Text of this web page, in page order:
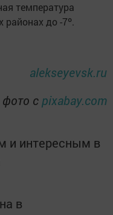
температура
районах до -7º.
alekseyevsk.ru
фото с pixabay.com
и интересным в
в